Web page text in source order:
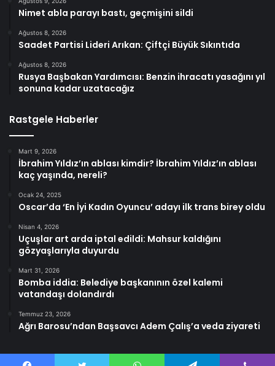
Nimet abla parayı bastı, geçmişini sildi
Ağustos 8, 2026
Saadet Partisi Lideri Arıkan: Çiftçi Büyük Sıkıntıda
Ağustos 8, 2026
Rusya Başbakan Yardımcısı: Benzin ihracatı yasağını yıl
sonuna kadar uzatacağız
Rastgele Haberler
Mart 9, 2026
İbrahim Yıldız’ın ablası kimdir? İbrahim Yıldız’ın ablası
kaç yaşında, nereli?
Ocak 24, 2025
Oscar’da ‘En İyi Kadın Oyuncu’ adayı ilk trans birey oldu
Nisan 4, 2026
Uçuşlar art arda iptal edildi: Mahsur kaldığını
gözyaşlarıyla duyurdu
Mart 31, 2026
Bomba iddia: Belediye başkanının özel kalemi
vatandaşı dolandırdı
Temmuz 23, 2026
Ağrı Barosu’ndan Başsavcı Adem Çalış’a veda ziyareti